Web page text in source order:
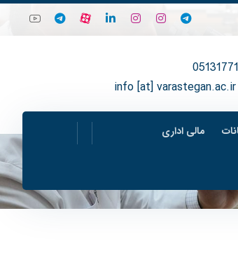
05131771
info [at] varastegan.ac.ir
مالی اداری